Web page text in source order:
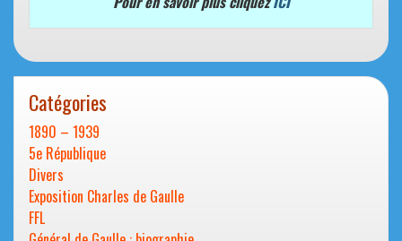
Catégories
1890 – 1939
5e République
Divers
Exposition Charles de Gaulle
FFL